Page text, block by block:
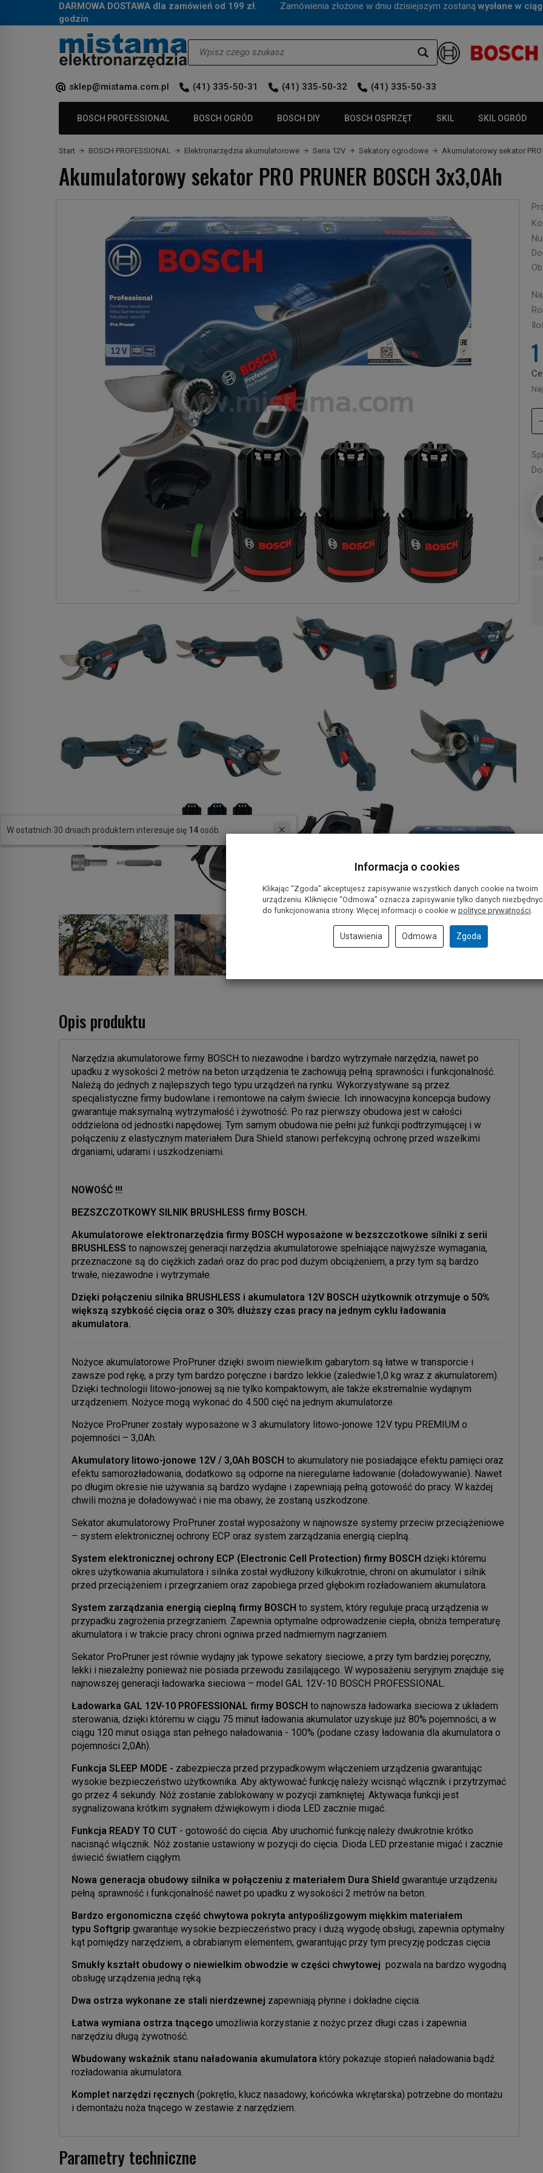
DARMOWA DOSTAWA dla zamówień od 199 zł. Zamówienia złożone w dniu dzisiejszym zostaną wysłane w
godzin.
sklep@mistama.com.pl (41) 335-50-31 (41) 335-50-32 (41) 335-50-33
BOSCH PROFESSIONAL BOSCH OGRÓD BOSCH DIY BOSCH OSPRZĘT SKIL SKIL OGRÓD
Start BOSCH PROFESSIONAL Elektronarzędzia akumulatorowe Seria 12V Sekatory ogrodowe Akumulatorowy sekator PRO
Akumulatorowy sekator PRO PRUNER BOSCH 3x3,0Ah
Opis produktu
Narzędzia akumulatorowe firmy BOSCH to niezawodne i bardzo wytrzymałe narzędzia, nawet po
upadku z wysokości 2 metrów na beton urządzenia te zachowują pełną sprawności i funkcjonalność.
Należą do jednych z najlepszych tego typu urządzeń na rynku. Wykorzystywane są przez
specjalistyczne firmy budowlane i remontowe na całym świecie. Ich innowacyjna koncepcja budowy
gwarantuje maksymalną wytrzymałość i żywotność. Po raz pierwszy obudowa jest w całości
oddzielona od jednostki napędowej. Tym samym obudowa nie pełni już funkcji podtrzymującej i w
połączeniu z elastycznym materiałem Dura Shield stanowi perfekcyjną ochronę przed wszelkimi
drganiami, udarami i uszkodzeniami.
NOWOŚĆ !!!
BEZSZCZOTKOWY SILNIK BRUSHLESS firmy BOSCH.
Akumulatorowe elektronarzędzia firmy BOSCH wyposażone w bezszczotkowe silniki z serii
BRUSHLESS to najnowszej generacji narzędzia akumulatorowe spełniające najwyższe wymagania,
przeznaczone są do ciężkich zadań oraz do prac pod dużym obciążeniem, a przy tym są bardzo
trwałe, niezawodne i wytrzymałe.
Dzięki połączeniu silnika BRUSHLESS i akumulatora 12V BOSCH użytkownik otrzymuje o 50%
większą szybkość cięcia oraz o 30% dłuższy czas pracy na jednym cyklu ładowania
akumulatora.
Nożyce akumulatorowe ProPruner dzięki swoim niewielkim gabarytom są łatwe w transporcie i
zawsze pod rękę, a przy tym bardzo poręczne i bardzo lekkie (zaledwie1,0 kg wraz z akumulatorem).
Dzięki technologii litowo-jonowej są nie tylko kompaktowym, ale także ekstremalnie wydajnym
urządzeniem. Nożyce mogą wykonać do 4.500 cięć na jednym akumulatorze.
Nożyce ProPruner zostały wyposażone w 3 akumulatory litowo-jonowe 12V typu PREMIUM o
pojemności – 3,0Ah.
Akumulatory litowo-jonowe 12V / 3,0Ah BOSCH to akumulatory nie posiadające efektu pamięci oraz
efektu samorozładowania, dodatkowo są odporne na nieregularne ładowanie (doładowywanie). Nawet
po długim okresie nie używania są bardzo wydajne i zapewniają pełną gotowość do pracy. W każdej
chwili można je doładowywać i nie ma obawy, że zostaną uszkodzone.
Sekator akumulatorowy ProPruner został wyposażony w najnowsze systemy przeciw przeciążeniowe
– system elektronicznej ochrony ECP oraz system zarządzania energią cieplną.
System elektronicznej ochrony ECP (Electronic Cell Protection) firmy BOSCH dzięki któremu
okres użytkowania akumulatora i silnika został wydłużony kilkukrotnie, chroni on akumulator i silnik
przed przeciążeniem i przegrzaniem oraz zapobiega przed głębokim rozładowaniem akumulatora.
System zarządzania energią cieplną firmy BOSCH to system, który reguluje pracą urządzenia w
przypadku zagrożenia przegrzaniem. Zapewnia optymalne odprowadzenie ciepła, obniża temperaturę
akumulatora i w trakcie pracy chroni ogniwa przed nadmiernym nagrzaniem.
Sekator ProPruner jest równie wydajny jak typowe sekatory sieciowe, a przy tym bardziej poręczny,
lekki i niezależny ponieważ nie posiada przewodu zasilającego. W wyposażeniu seryjnym znajduje się
najnowszej generacji ładowarka sieciowa – model GAL 12V-10 BOSCH PROFESSIONAL.
Ładowarka GAL 12V-10 PROFESSIONAL firmy BOSCH to najnowsza ładowarka sieciowa z układem
sterowania, dzięki któremu w ciągu 75 minut ładowania akumulator uzyskuje już 80% pojemności, a w
ciągu 120 minut osiąga stan pełnego naładowania - 100% (podane czasy ładowania dla akumulatora o
pojemności 2,0Ah).
Funkcja SLEEP MODE - zabezpiecza przed przypadkowym włączeniem urządzenia gwarantując
wysokie bezpieczeństwo użytkownika. Aby aktywować funkcję należy wcisnąć włącznik i przytrzymać
go przez 4 sekundy. Nóż zostanie zablokowany w pozycji zamkniętej. Aktywacja funkcji jest
sygnalizowana krótkim sygnałem dźwiękowym i dioda LED zacznie migać.
Funkcja READY TO CUT - gotowość do cięcia. Aby uruchomić funkcję należy dwukrotnie krótko
nacisnąć włącznik. Nóż zostanie ustawiony w pozycji do cięcia. Dioda LED przestanie migać i zacznie
świecić światłem ciągłym.
Nowa generacja obudowy silnika w połączeniu z materiałem Dura Shield gwarantuje urządzeniu
pełną sprawność i funkcjonalność nawet po upadku z wysokości 2 metrów na beton.
Bardzo ergonomiczna część chwytowa pokryta antypoślizgowym miękkim materiałem
typu Softgrip gwarantuje wysokie bezpieczeństwo pracy i dużą wygodę obsługi, zapewnia optymalny
kąt pomiędzy narzędziem, a obrabianym elementem, gwarantując przy tym precyzję podczas cięcia
Smukły kształt obudowy o niewielkim obwodzie w części chwytowej pozwala na bardzo wygodną
obsługę urządzenia jedną ręką
Dwa ostrza wykonane ze stali nierdzewnej zapewniają płynne i dokładne cięcia.
Łatwa wymiana ostrza tnącego umożliwia korzystanie z nożyc przez długi czas i zapewnia
narzędziu długą żywotność.
Wbudowany wskaźnik stanu naładowania akumulatora który pokazuje stopień naładowania bądź
rozładowania akumulatora.
Komplet narzędzi ręcznych (pokrętło, klucz nasadowy, końcówka wkrętarska) potrzebne do montażu
i demontażu noża tnącego w zestawie z narzędziem.
Parametry techniczne
W ostatnich 30 dniach produktem interesuje się 14 osób.
Informacja o cookies
Klikając “Zgoda” akceptujesz zapisywanie wszystkich danych cookie na twoim
urządzeniu. Kliknięcie “Odmowa” oznacza zapisywanie tylko danych
do funkcjonowania strony. Więcej informacji o cookie w polityce prywatności.
Ustawienia Odmowa Zgoda